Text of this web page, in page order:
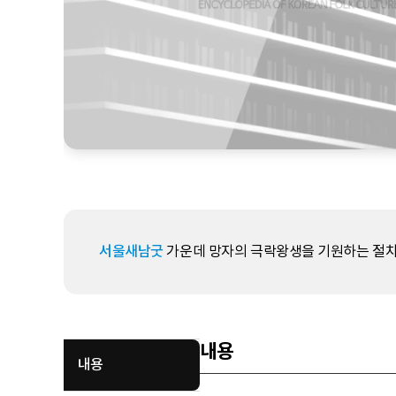
서울새남굿가운데 망자의 극락왕생을 기원하는 절
내용
내용